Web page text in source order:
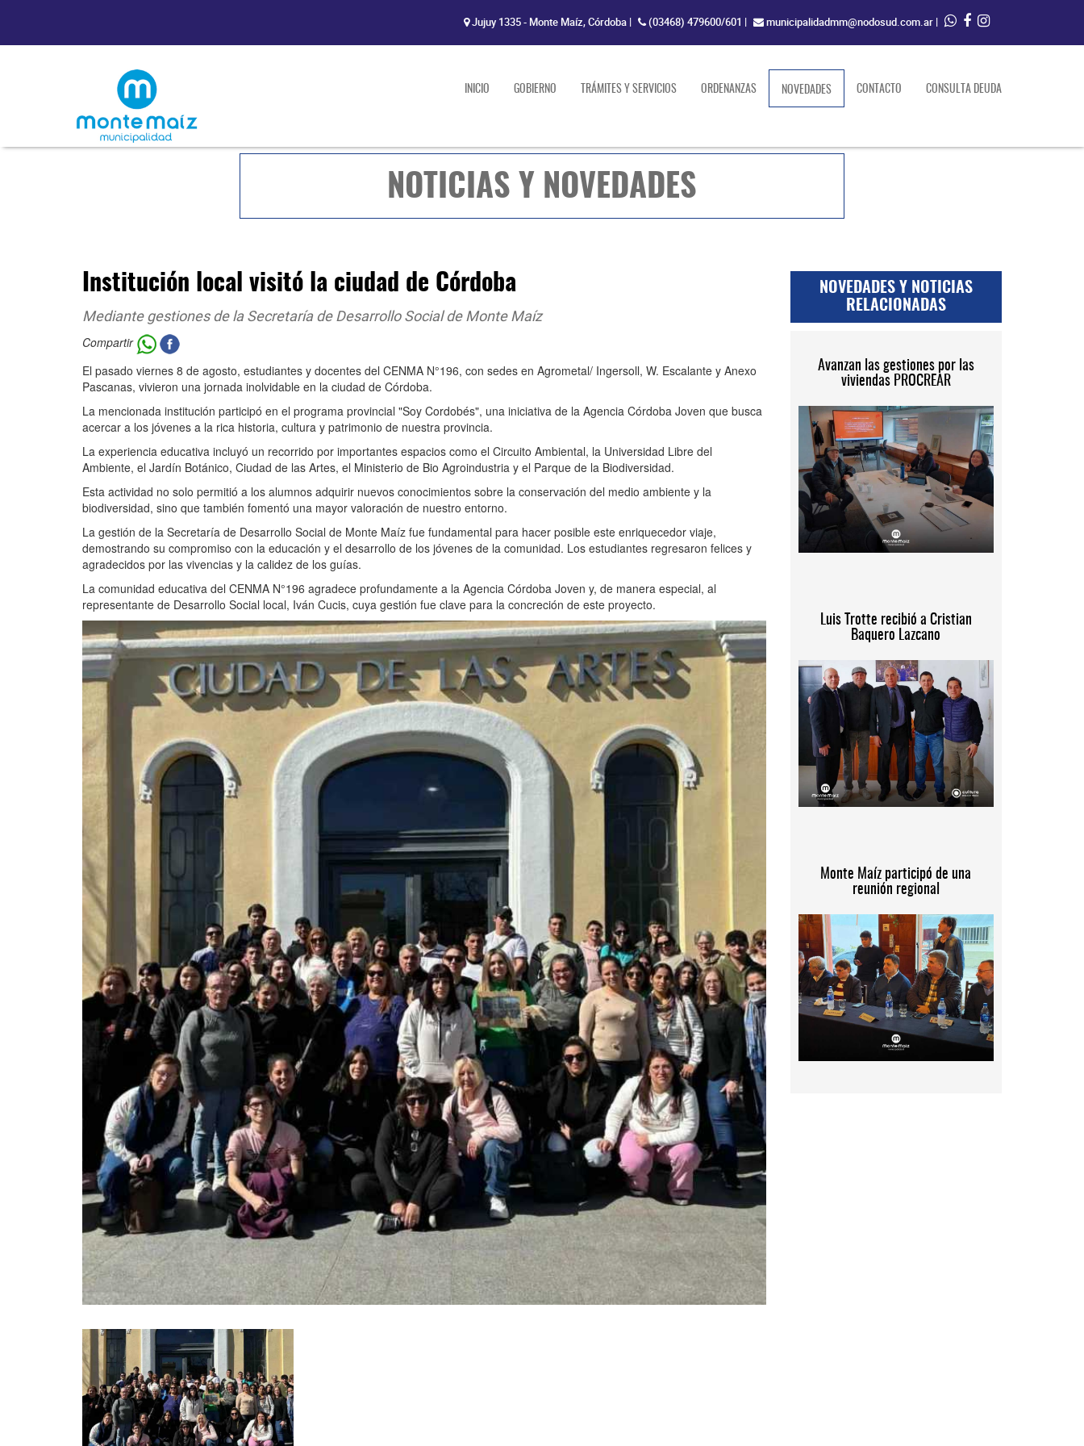
Jujuy 1335 - Monte Maíz, Córdoba | (03468) 479600/601 | municipalidadmm@nodosud.com.ar |
INICIO GOBIERNO TRÁMITES Y SERVICIOS ORDENANZAS NOVEDADES(current)CONTACTO CONSULTA DEUDA
NOTICIAS Y NOVEDADES
Institución local visitó la ciudad de Córdoba
Mediante gestiones de la Secretaría de Desarrollo Social de Monte Maíz
Compartir
El pasado viernes 8 de agosto, estudiantes y docentes del CENMA N°196, con sedes en Agrometal/ Ingersoll, W. Escalante y Anexo
Pascanas, vivieron una jornada inolvidable en la ciudad de Córdoba.
La mencionada institución participó en el programa provincial "Soy Cordobés", una iniciativa de la Agencia Córdoba Joven que busca
acercar a los jóvenes a la rica historia, cultura y patrimonio de nuestra provincia.
La experiencia educativa incluyó un recorrido por importantes espacios como el Circuito Ambiental, la Universidad Libre del
Ambiente, el Jardín Botánico, Ciudad de las Artes, el Ministerio de Bio Agroindustria y el Parque de la Biodiversidad.
Esta actividad no solo permitió a los alumnos adquirir nuevos conocimientos sobre la conservación del medio ambiente y la
biodiversidad, sino que también fomentó una mayor valoración de nuestro entorno.
La gestión de la Secretaría de Desarrollo Social de Monte Maíz fue fundamental para hacer posible este enriquecedor viaje,
demostrando su compromiso con la educación y el desarrollo de los jóvenes de la comunidad. Los estudiantes regresaron felices y
agradecidos por las vivencias y la calidez de los guías.
La comunidad educativa del CENMA N°196 agradece profundamente a la Agencia Córdoba Joven y, de manera especial, al
representante de Desarrollo Social local, Iván Cucis, cuya gestión fue clave para la concreción de este proyecto.
NOVEDADES Y NOTICIAS
RELACIONADAS
Avanzan las gestiones por las
viviendas PROCREAR
Luis Trotte recibió a Cristian
Baquero Lazcano
Monte Maíz participó de una
reunión regional